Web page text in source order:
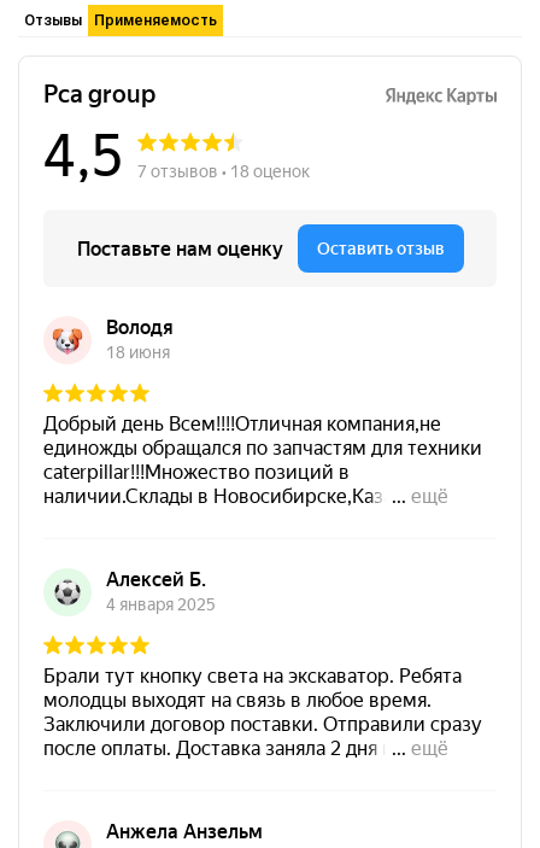
Отзывы Применяемость